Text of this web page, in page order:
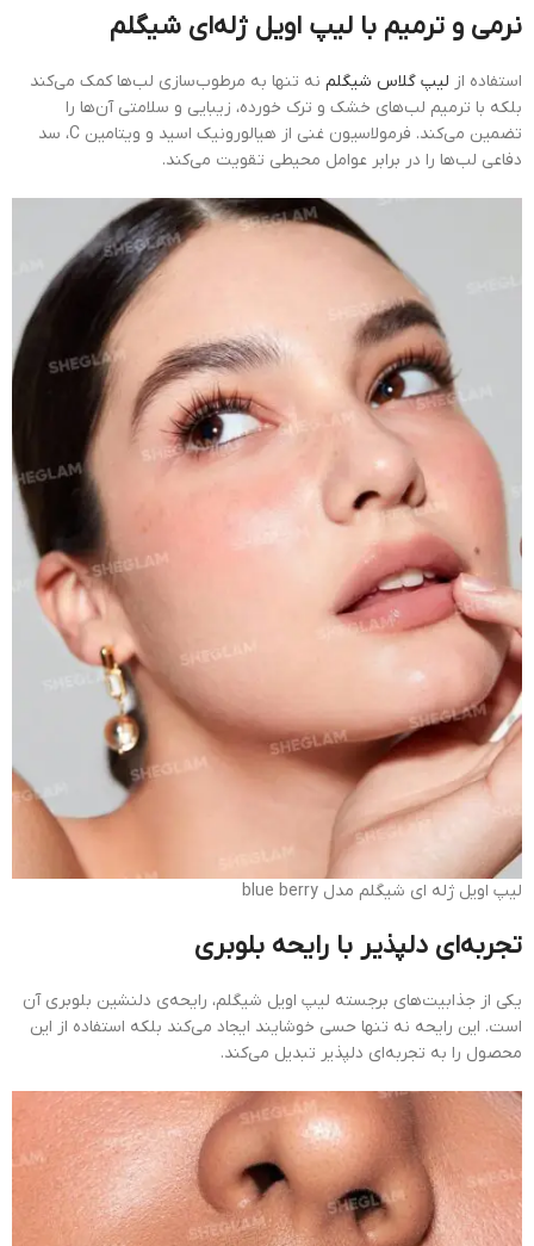
نرمی و ترمیم با لیپ اویل ژله‌ای شیگلم
استفاده از لیپ گلاس شیگلم نه تنها به مرطوب‌سازی لب‌ها کمک می‌کند
بلکه با ترمیم لب‌های خشک و ترک خورده، زیبایی و سلامتی آن‌ها را
تضمین می‌کند. فرمولاسیون غنی از هیالورونیک اسید و ویتامین C، سد
دفاعی لب‌ها را در برابر عوامل محیطی تقویت می‌کند.
لیپ اویل ژله ای شیگلم مدل blue berry
تجربه‌ای دلپذیر با رایحه بلوبری
یکی از جذابیت‌های برجسته لیپ اویل شیگلم، رایحه‌ی دلنشین بلوبری آن
است. این رایحه نه تنها حسی خوشایند ایجاد می‌کند بلکه استفاده از این
محصول را به تجربه‌ای دلپذیر تبدیل می‌کند.